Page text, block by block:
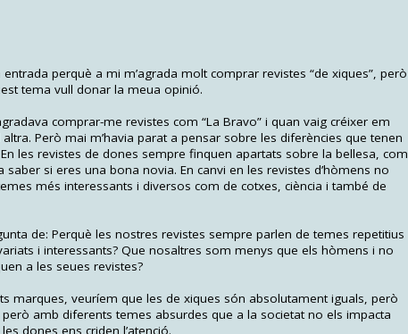
entrada perquè a mi m’agrada molt comprar revistes “de xiques”, però
tema vull donar la meua opinió.
comprar-me revistes com “La Bravo” i quan vaig créixer em
Però mai m’havia parat a pensar sobre les diferències que tenen
les revistes de dones sempre finquen apartats sobre la bellesa, com
si eres una bona novia. En canvi en les revistes d’hòmens no
més interessants i diversos com de cotxes, ciència i també de
de: Perquè les nostres revistes sempre parlen de temes repetitius
i interessants? Que nosaltres som menys que els hòmens i no
a les seues revistes?
marques, veuríem que les de xiques són absolutament iguals, però
amb diferents temes absurdes que a la societat no els impacta
dones ens criden l’atenció.